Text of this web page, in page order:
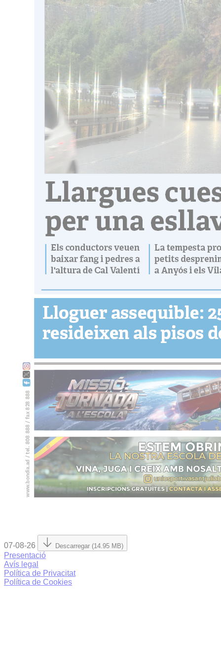
07-08-26 Descarregar (14.95 MB)
Presentació
Avís legal
Política de Privacitat
Política de Cookies